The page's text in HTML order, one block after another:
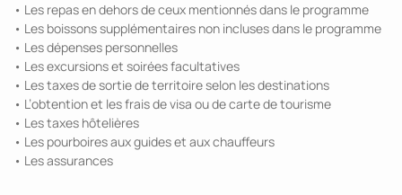
• Les repas en dehors de ceux mentionnés dans le programme
• Les boissons supplémentaires non incluses dans le programme
• Les dépenses personnelles
• Les excursions et soirées facultatives
• Les taxes de sortie de territoire selon les destinations
• L’obtention et les frais de visa ou de carte de tourisme
• Les taxes hôtelières
• Les pourboires aux guides et aux chauffeurs
• Les assurances